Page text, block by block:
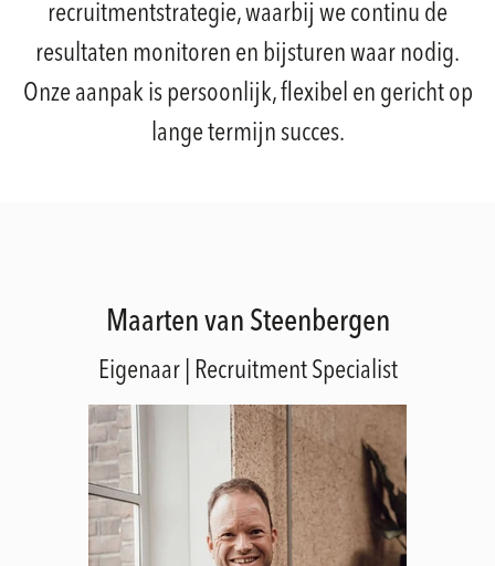
recruitmentstrategie, waarbij we continu de
resultaten monitoren en bijsturen waar nodig.
Onze aanpak is persoonlijk, flexibel en gericht op
lange termijn succes.
Maarten van Steenbergen
Eigenaar | Recruitment Specialist